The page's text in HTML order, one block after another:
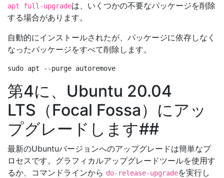
apt full-upgradeは、いくつかの不要なパッケージを削除
する場合があります。
自動的にインストールされたが、パッケージに依存しなく
なったパッケージをすべて削除します。
第4に、Ubuntu 20.04
LTS（Focal Fossa）にアッ
プグレードします##
最新のUbuntuバージョンへのアップグレードは簡単なプ
ロセスです。グラフィカルアップグレードツールを使用す
るか、コマンドラインから do-release-upgradeを実行し